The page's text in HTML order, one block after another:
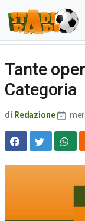
Tante
Categoria
di Redazione